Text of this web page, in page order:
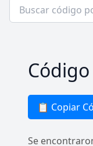
📋 Copiar
Se